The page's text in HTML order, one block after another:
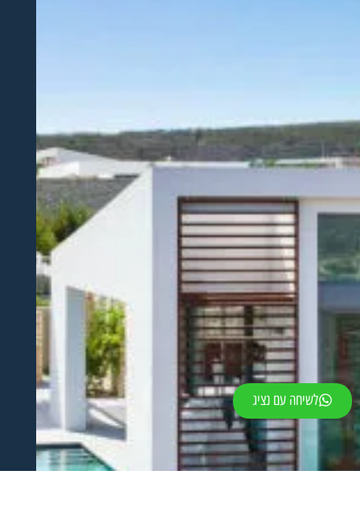
לשיחה עם נציג